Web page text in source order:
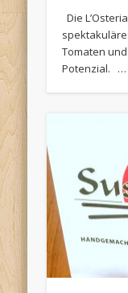
Die
Tomaten
Potenzial. …